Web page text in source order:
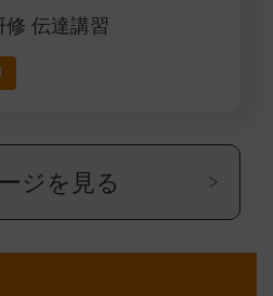
伝達講習
ジを見る